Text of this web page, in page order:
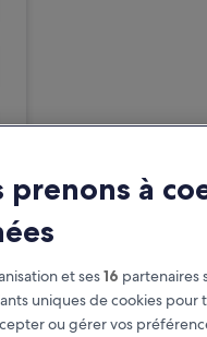
prenons à
et ses16 partenaires
uniques de cookies pour
ou gérer vos